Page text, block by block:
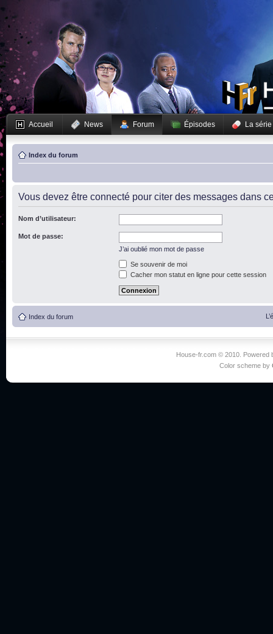
Accueil News Forum Épisodes La série
Index du forum
Vous devez être connecté pour citer des messages dans
Nom d’utilisateur:
Mot de passe:
J’ai oublié mon mot de passe
Se souvenir de moi
Cacher mon statut en ligne pour cette session
Index du forum
House-fr.com © 2010. Powered
Color scheme by